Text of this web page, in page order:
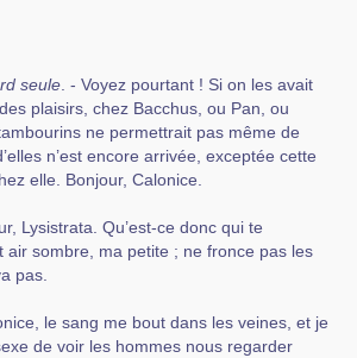
seule . - Voyez pourtant ! Si on les avait
plaisirs, chez Bacchus, ou Pan, ou
ne permettrait pas même de
n’est encore arrivée, exceptée cette
elle. Bonjour, Calonice.
Lysistrata. Qu’est-ce donc qui te
air sombre, ma petite ; ne fronce pas les
pas.
le sang me bout dans les veines, et je
de voir les hommes nous regarder